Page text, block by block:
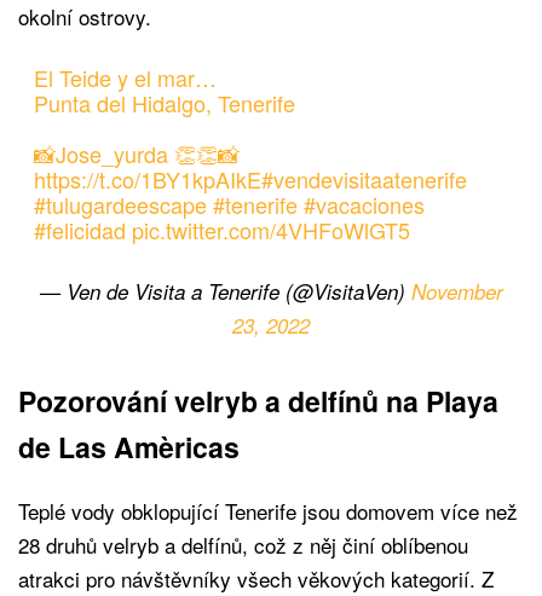
okolní ostrovy.
El Teide y el mar…
Punta del Hidalgo, Tenerife
📸Jose_yurda 👏👏📸
https://t.co/1BY1kpAIkE#vendevisitaatenerife
#tulugardeescape #tenerife #vacaciones
#felicidad pic.twitter.com/4VHFoWlGT5
— Ven de Visita a Tenerife (@VisitaVen) November
23, 2022
Pozorování velryb a delfínů na Playa
de Las Amèricas
Teplé vody obklopující Tenerife jsou domovem více než
28 druhů velryb a delfínů, což z něj činí oblíbenou
atrakci pro návštěvníky všech věkových kategorií. Z